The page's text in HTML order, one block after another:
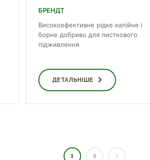
БРЕНДТ
Високоефективне рідке калійне і
борне добриво для листкового
підживлення
ДЕТАЛЬНІШЕ
1 2